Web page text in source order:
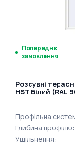
Попереднє
замовлення
Розсувні
HST Білий (RAL
Профільна
Глибина профілю:
Ущільнення: